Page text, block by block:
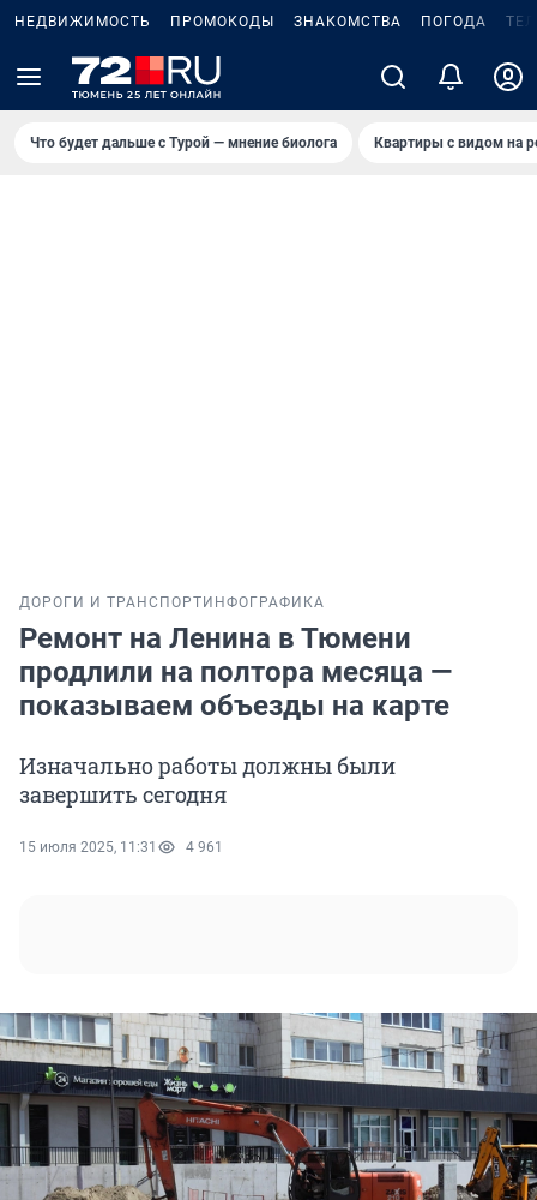
НЕДВИЖИМОСТЬ ПРОМОКОДЫ ЗНАКОМСТВА ПОГОДА
Что будет дальше с Турой — мнение биолога Квартиры с видом на
ДОРОГИ И ТРАНСПОРТ ИНФОГРАФИКА
Ремонт на Ленина в Тюмени
продлили на полтора месяца —
показываем объезды на карте
Изначально работы должны были
завершить сегодня
15 июля 2025, 11:31 4 961